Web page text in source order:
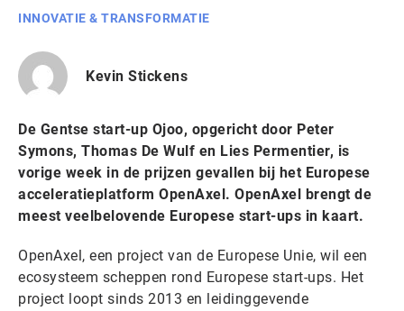
INNOVATIE & TRANSFORMATIE
Kevin Stickens
De Gentse start-up Ojoo, opgericht door Peter
Symons, Thomas De Wulf en Lies Permentier, is
vorige week in de prijzen gevallen bij het Europese
acceleratieplatform OpenAxel. OpenAxel brengt de
meest veelbelovende Europese start-ups in kaart.
OpenAxel, een project van de Europese Unie, wil een
ecosysteem scheppen rond Europese start-ups. Het
project loopt sinds 2013 en leidinggevende